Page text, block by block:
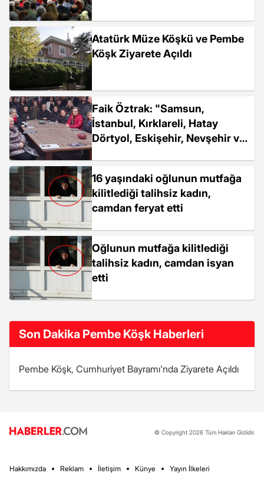
Atatürk Müze Köşkü ve Pembe
Köşk Ziyarete Açıldı
Faik Öztrak: "Samsun,
İstanbul, Kırklareli, Hatay
Dörtyol, Eskişehir, Nevşehir ve
Köşk'ü...
16 yaşındaki oğlunun mutfağa
kilitlediği talihsiz kadın,
camdan feryat etti
Oğlunun mutfağa kilitlediği
talihsiz kadın, camdan isyan
etti
Son Dakika Pembe Köşk Haberleri
Pembe Köşk, Cumhuriyet Bayramı'nda Ziyarete Açıldı
© Copyright 2026 Tüm Hakları Gizlidir.
Hakkımızda Reklam İletişim Künye Yayın İlkeleri